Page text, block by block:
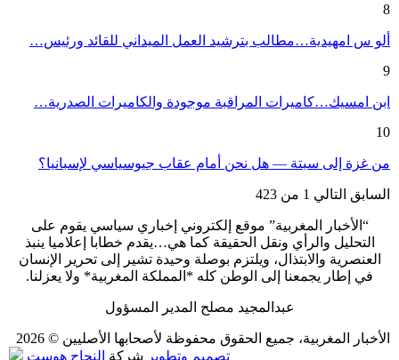
8
ألو س امهيدية…مطالب بترشيد العمل الميداني للقائد ورئيس…
9
ابن امسيك…كاميرات المراقبة موجودة والكاميرات الصدرية…
10
من غزة إلى سبتة — هل نحن أمام عقاب جيوسياسي لإسبانيا؟
السابق التالي 1 من 423
“الأخبار المغربية” موقع إلكتروني إخباري سياسي يقوم على
التحليل والرأي ونقل الحقيقة كما هي…يقدم خطابا إعلاميا ينبذ
العنصرية والابتذال، ويلتزم بوصلة وحيدة تشير إلى تحرير الإنسان
في إطار يجمعنا إلى الوطن كله *المملكة المغربية* ولا يعزلنا.
عبدالمجيد مصلح المدير المسؤول
الأخبار المغربية، جميع الحقوق محفوظة لأصحابها الأصليين © 2026
تصميم وتطوير شركة النجاح هوست